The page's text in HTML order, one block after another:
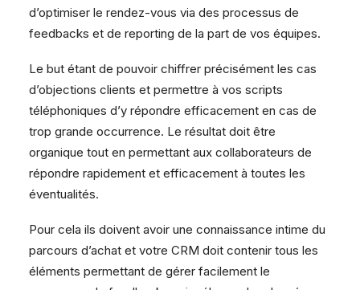
d’optimiser le rendez-vous via des processus de
feedbacks et de reporting de la part de vos équipes.
Le but étant de pouvoir chiffrer précisément les cas
d’objections clients et permettre à vos scripts
téléphoniques d’y répondre efficacement en cas de
trop grande occurrence. Le résultat doit être
organique tout en permettant aux collaborateurs de
répondre rapidement et efficacement à toutes les
éventualités.
Pour cela ils doivent avoir une connaissance intime du
parcours d’achat et votre CRM doit contenir tous les
éléments permettant de gérer facilement le